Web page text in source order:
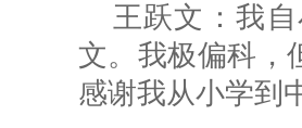
王跃文：我
文。我极偏科，
感谢我从小学到